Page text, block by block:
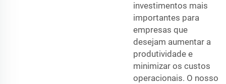
investimentos mais
importantes para
empresas que
desejam aumentar a
produtividade e
minimizar os custos
operacionais. O nosso